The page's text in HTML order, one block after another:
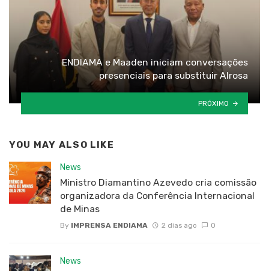
ENDIAMA e Maaden iniciam conversações
presenciais para substituir Alrosa
PRÓXIMO
YOU MAY ALSO LIKE
News
Ministro Diamantino Azevedo cria comissão
organizadora da Conferência Internacional
de Minas
By IMPRENSA ENDIAMA 2 dias ago 0
News